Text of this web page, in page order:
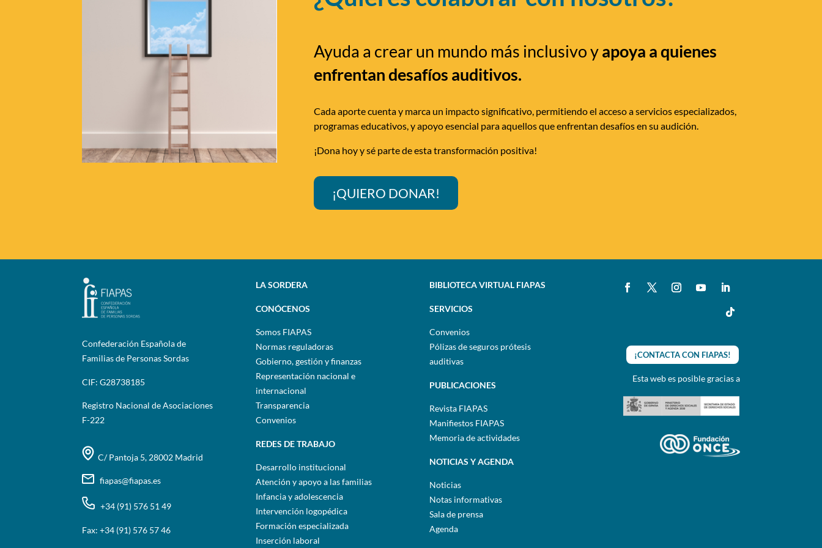
Ayuda a crear un mundo más inclusivo yapoya a quienes
enfrentan desafíos auditivos.
Cada aporte cuenta y marca un impacto significativo, permitiendo el acceso a servicios especializados,
programas educativos, y apoyo esencial para aquellos que enfrentan desafíos en su audición.
¡Dona hoy y sé parte de esta transformación positiva!
¡QUIERO DONAR!
Confederación Española de
Familias de Personas Sordas
CIF: G28738185
Registro Nacional de Asociaciones
F-222
C/ Pantoja 5, 28002 Madrid
fiapas@fiapas.es
+34 (91) 576 51 49
Fax: +34 (91) 576 57 46
LA SORDERA
CONÓCENOS
Somos FIAPAS
Normas reguladoras
Gobierno, gestión y finanzas
Representación nacional e
internacional
Transparencia
Convenios
REDES DE TRABAJO
Desarrollo institucional
Atención y apoyo a las familias
Infancia y adolescencia
Intervención logopédica
Formación especializada
Inserción laboral
BIBLIOTECA VIRTUAL FIAPAS
SERVICIOS
Convenios
Pólizas de seguros prótesis
auditivas
PUBLICACIONES
Revista FIAPAS
Manifiestos FIAPAS
Memoria de actividades
NOTICIAS Y AGENDA
Noticias
Notas informativas
Sala de prensa
Agenda
¡CONTACTA CON FIAPAS!
Esta web es posible gracias a